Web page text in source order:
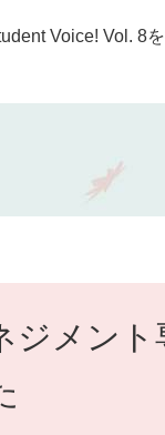
o
e
検
Voice! Vol. 8
ジメン